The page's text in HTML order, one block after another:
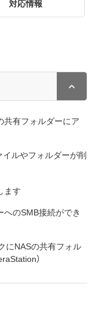
対応情報
共有フォルダーにア
ルやフォルダーが削
ます
のSMB接続ができ
にNASの共有フォル
）